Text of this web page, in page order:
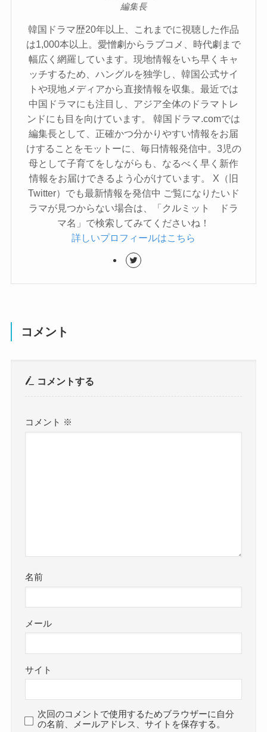
編集長
韓国ドラマ歴20年以上、これまでに視聴した作品
は1,000本以上。愛憎劇からラブコメ、時代劇まで
幅広く網羅しています。現地情報をいち早くキャ
ッチするため、ハングルを独学し、韓国公式サイ
トや現地メディアから直接情報を収集。最近では
中国ドラマにも注目し、アジア全体のドラマトレ
ンドにも目を向けています。 韓国ドラマ.comでは
編集長として、正確かつ分かりやすい情報をお届
けすることをモットーに、毎日情報発信中。3児の
母として子育てをしながらも、なるべく早く新作
情報をお届けできるよう心がけています。 X（旧
Twitter）でも最新情報を発信中 ご覧になりたいド
ラマが見つからない場合は、「クルミット ドラ
マ名」で検索してみてくださいね！
詳しいプロフィールはこちら
コメント
コメントする
コメント ※
名前
メール
サイト
次回のコメントで使用するためブラウザーに自分
の名前、メールアドレス、サイトを保存する。